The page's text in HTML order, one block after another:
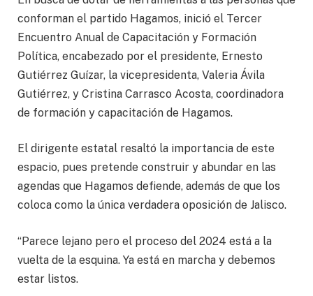
conforman el partido Hagamos, inició el Tercer
Encuentro Anual de Capacitación y Formación
Política, encabezado por el presidente, Ernesto
Gutiérrez Guízar, la vicepresidenta, Valeria Ávila
Gutiérrez, y Cristina Carrasco Acosta, coordinadora
de formación y capacitación de Hagamos.
El dirigente estatal resaltó la importancia de este
espacio, pues pretende construir y abundar en las
agendas que Hagamos defiende, además de que los
coloca como la única verdadera oposición de Jalisco.
“Parece lejano pero el proceso del 2024 está a la
vuelta de la esquina. Ya está en marcha y debemos
estar listos.